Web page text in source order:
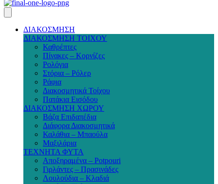
ΔΙΑΚΟΣΜΗΣΗ
ΔΙΑΚΟΣΜΗΣΗ ΤΟΙΧΟΥ
Καθρέπτες
Πίνακες – Κορνίζες
Ρολόγια
Στόρια – Ρόλερ
Ράφια
Διακοσμητικά Τοίχου
Πατάκια Εισόδου
ΔΙΑΚΟΣΜΗΣΗ ΧΩΡΟΥ
Βάζα Επιδαπέδια
Διάφορα Διακοσμητικά
Καλάθια – Μπαούλα
Μαξιλάρια
ΤΕΧΝΗΤΑ ΦΥΤΑ
Αποξηραμένα – Potpouri
Γιρλάντες – Πρασινάδες
Λουλούδια – Κλαδιά